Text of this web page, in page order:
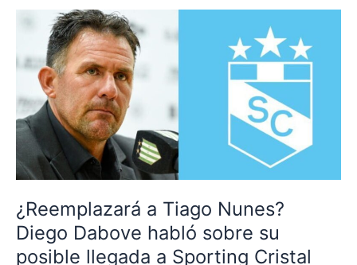
Tricampeón
Brasil
que
reemplazaría
Tiago
¿Reemplazará a Tiago Nunes?
Diego Dabove habló sobre su
posible llegada a Sporting Cristal